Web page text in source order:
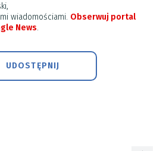
wiadomościami. Obserwuj portal
News.
UDOSTĘPNIJ